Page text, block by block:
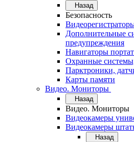
Назад
Безопасность
Дополнительные
предупреждения
Навигаторы
Охранные
Парктроники,
Карты памяти
Видео. Мониторы
Назад
Видео. Мониторы
Видеокамеры
Видеокамеры
Назад